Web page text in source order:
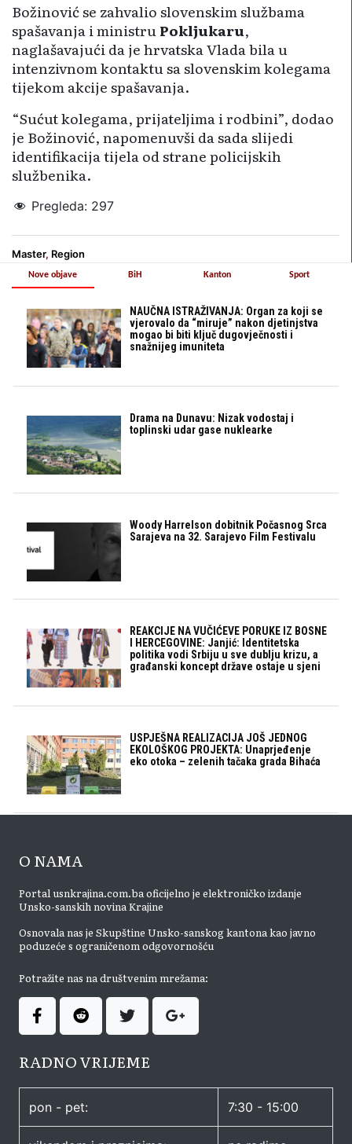
Božinović se zahvalio slovenskim službama
spašavanja i ministru Pokljukaru,
naglašavajući da je hrvatska Vlada bila u
intenzivnom kontaktu sa slovenskim kolegama
tijekom akcije spašavanja.
“Sućut kolegama, prijateljima i rodbini”, dodao
je Božinović, napomenuvši da sada slijedi
identifikacija tijela od strane policijskih
službenika.
Pregleda: 297
Master, Region
Nove objave
NAUČNA ISTRAŽIVANJA: Organ za koji se
vjerovalo da “miruje” nakon djetinjstva
mogao bi biti ključ dugovječnosti i
snažnijeg imuniteta
Drama na Dunavu: Nizak vodostaj i
toplinski udar gase nuklearke
Woody Harrelson dobitnik Počasnog Srca
Sarajeva na 32. Sarajevo Film Festivalu
REAKCIJE NA VUČIĆEVE PORUKE IZ BOSNE
I HERCEGOVINE: Janjić: Identitetska
politika vodi Srbiju u sve dublju krizu, a
građanski koncept države ostaje u sjeni
USPJEŠNA REALIZACIJA JOŠ JEDNOG
EKOLOŠKOG PROJEKTA: Unaprjeđenje
eko otoka – zelenih tačaka grada Bihaća
BiH Kanton Sport
O NAMA
Portal usnkrajina.com.ba oficijelno je elektroničko izdanje
Unsko-sanskih novina Krajine
Osnovala nas je Skupštine Unsko-sanskog kantona kao javno
poduzeće s ograničenom odgovornošću
Potražite nas na društvenim mrežama:
RADNO VRIJEME
pon - pet: 7:30 - 15:00